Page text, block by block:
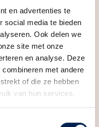
en advertenties te
social media te bieden
Ook delen we
site met onze
en analyse. Deze
met andere
of die ze hebben
van hun services.
het je geld